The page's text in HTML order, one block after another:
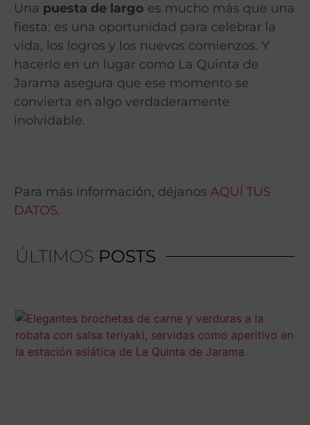
Una puesta de largo es mucho más que una
fiesta: es una oportunidad para celebrar la
vida, los logros y los nuevos comienzos. Y
hacerlo en un lugar como La Quinta de
Jarama asegura que ese momento se
convierta en algo verdaderamente
inolvidable.
Para más información, déjanos AQUÍ TUS
DATOS.
ÚLTIMOS POSTS